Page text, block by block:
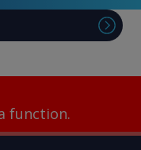
function.